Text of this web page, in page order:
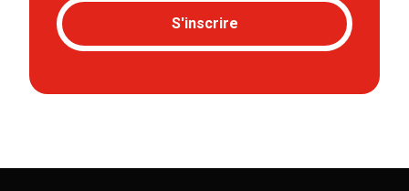
S'inscrire